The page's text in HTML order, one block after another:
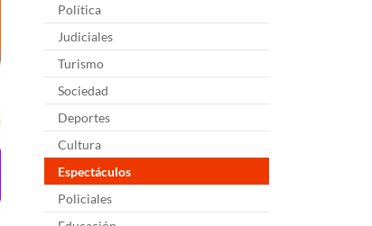
Política
Judiciales
Turismo
Sociedad
Deportes
Cultura
Espectáculos
Policiales